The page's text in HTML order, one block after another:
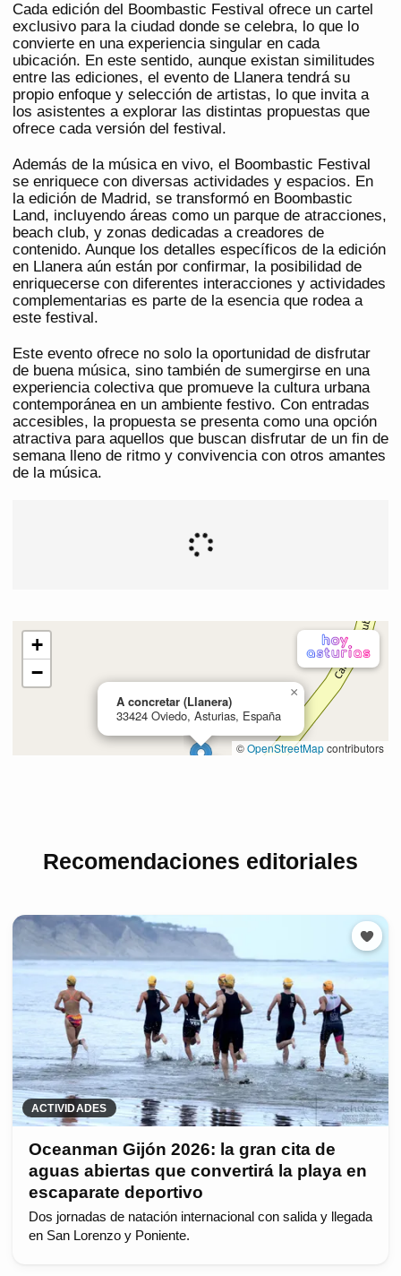
Cada edición del Boombastic Festival ofrece un cartel
exclusivo para la ciudad donde se celebra, lo que lo
convierte en una experiencia singular en cada
ubicación. En este sentido, aunque existan similitudes
entre las ediciones, el evento de Llanera tendrá su
propio enfoque y selección de artistas, lo que invita a
los asistentes a explorar las distintas propuestas que
ofrece cada versión del festival.
Además de la música en vivo, el Boombastic Festival
se enriquece con diversas actividades y espacios. En
la edición de Madrid, se transformó en Boombastic
Land, incluyendo áreas como un parque de atracciones,
beach club, y zonas dedicadas a creadores de
contenido. Aunque los detalles específicos de la edición
en Llanera aún están por confirmar, la posibilidad de
enriquecerse con diferentes interacciones y actividades
complementarias es parte de la esencia que rodea a
este festival.
Este evento ofrece no solo la oportunidad de disfrutar
de buena música, sino también de sumergirse en una
experiencia colectiva que promueve la cultura urbana
contemporánea en un ambiente festivo. Con entradas
accesibles, la propuesta se presenta como una opción
atractiva para aquellos que buscan disfrutar de un fin de
semana lleno de ritmo y convivencia con otros amantes
de la música.
Recomendaciones editoriales
ACTIVIDADES
Oceanman Gijón 2026: la gran cita de
aguas abiertas que convertirá la playa en
escaparate deportivo
Dos jornadas de natación internacional con salida y llegada
en San Lorenzo y Poniente.